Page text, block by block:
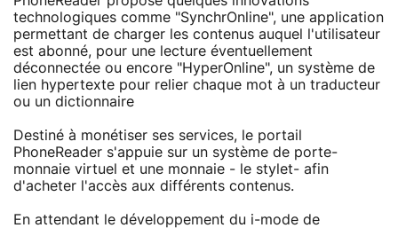
technologiques comme "SynchrOnline", une application
permettant de charger les contenus auquel l'utilisateur
est abonné, pour une lecture éventuellement
déconnectée ou encore "HyperOnline", un système de
lien hypertexte pour relier chaque mot à un traducteur
ou un dictionnaire
Destiné à monétiser ses services, le portail
PhoneReader s'appuie sur un système de porte-
monnaie virtuel et une monnaie - le stylet- afin
d'acheter l'accès aux différents contenus.
En attendant le développement du i-mode de